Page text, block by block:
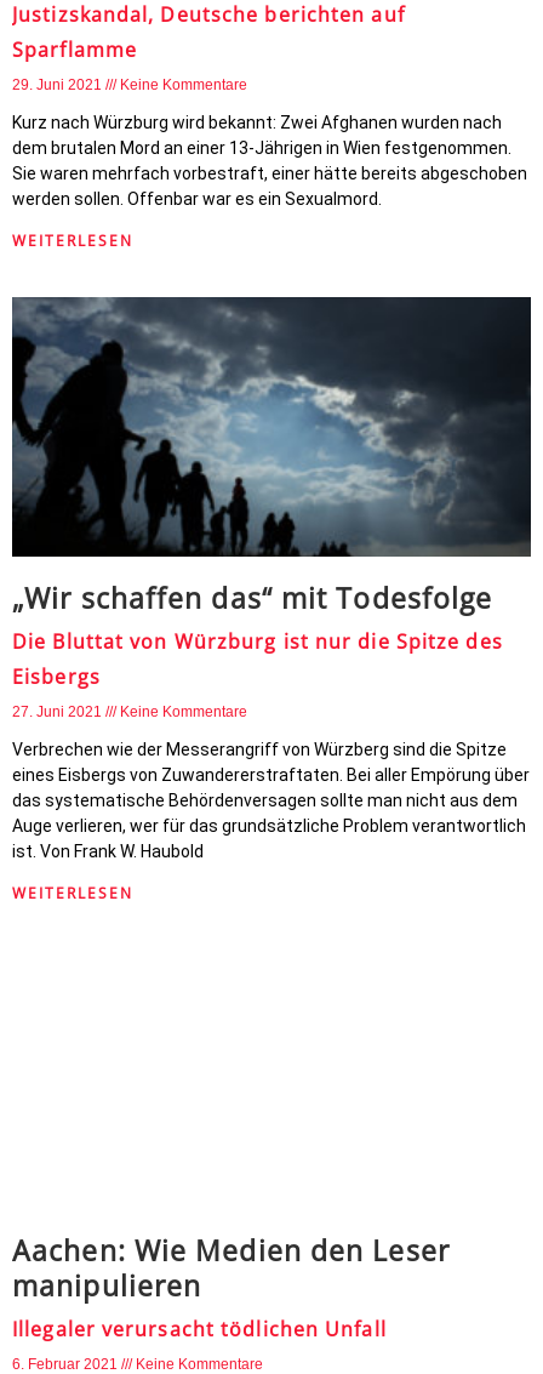
Justizskandal, Deutsche berichten auf
Sparflamme
29. Juni 2021 Keine Kommentare
Kurz nach Würzburg wird bekannt: Zwei Afghanen wurden nach
dem brutalen Mord an einer 13-Jährigen in Wien festgenommen.
Sie waren mehrfach vorbestraft, einer hätte bereits abgeschoben
werden sollen. Offenbar war es ein Sexualmord.
WEITERLESEN
„Wir schaffen das“ mit Todesfolge
Die Bluttat von Würzburg ist nur die Spitze des
Eisbergs
27. Juni 2021 Keine Kommentare
Verbrechen wie der Messerangriff von Würzberg sind die Spitze
eines Eisbergs von Zuwandererstraftaten. Bei aller Empörung über
das systematische Behördenversagen sollte man nicht aus dem
Auge verlieren, wer für das grundsätzliche Problem verantwortlich
ist. Von Frank W. Haubold
WEITERLESEN
Aachen: Wie Medien den Leser
manipulieren
Illegaler verursacht tödlichen Unfall
6. Februar 2021 Keine Kommentare